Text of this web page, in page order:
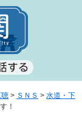
聴 > ＳＮＳ > 水道・下
！